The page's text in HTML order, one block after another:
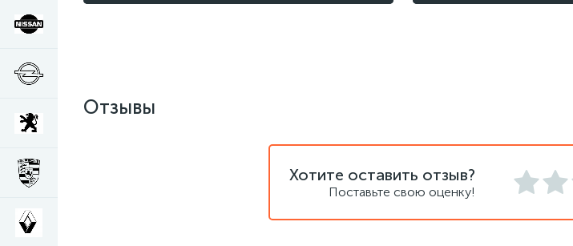
Отзывы
Хотите оставить отзыв?
Поставьте свою оценку!